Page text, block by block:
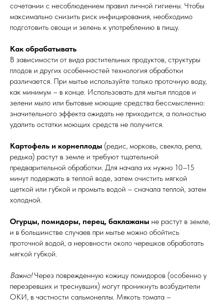
сочетании с несоблюдением правил личной гигиены. Чтобы
максимально снизить риск инфицирования, необходимо
подготовить овощи и зелень к употреблению в пищу.
Как обрабатывать
В зависимости от вида растительных продуктов, структуры
плодов и других особенностей технология обработки
различается. При мытье используйте только проточную воду,
как минимум – в конце. Использовать для мытья плодов и
зелени мыло или бытовые моющие средства бессмысленно:
значительного эффекта ожидать не приходится, а полностью
удалить остатки моющих средств не получится.
Картофель и корнеплоды (редис, морковь, свекла, репа,
редька) растут в земле и требуют тщательной
предварительной обработки. Для начала их нужно 10–15
минут подержать в теплой воде, затем очистить мягкой
щеткой или губкой и промыть водой – сначала теплой, затем
холодной.
Огурцы, помидоры, перец, баклажаны не растут в земле,
и в большинстве случаев при мытье можно обойтись
проточной водой, а неровности около черешков обработать
мягкой губкой.
Важно!Через поврежденную кожицу помидоров (особенно у
перезревших и треснувших) могут проникнуть возбудители
ОКИ, в частности сальмонеллы. Мякоть томата –